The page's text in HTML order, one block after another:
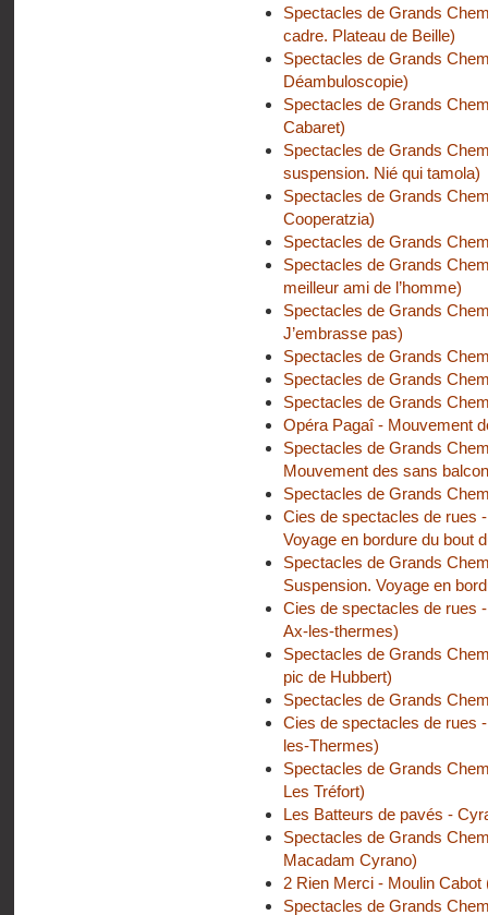
Spectacles de Grands
cadre. Plateau de Beille)
Spectacles de Grands
Déambuloscopie)
Spectacles de Grands
Cabaret)
Spectacles de Grands
suspension. Nié qui tamola)
Spectacles de Grands
Cooperatzia)
Spectacles de Grands
Spectacles de Grands
meilleur ami de l’homme)
Spectacles de Grands
J’embrasse pas)
Spectacles de Grands
Spectacles de Grands
Spectacles de Grands
Opéra Pagaî - Mouvement
Spectacles de Grands
Mouvement des sans
Spectacles de Grands
Cies de spectacles de rues
Voyage en bordure du bout
Spectacles de Grands
Suspension. Voyage en
Cies de spectacles de rues
Ax-les-thermes)
Spectacles de Grands
pic de Hubbert)
Spectacles de Grands
Cies de spectacles de rues
les-Thermes)
Spectacles de Grands
Les Tréfort)
Les Batteurs de pavés -
Spectacles de Grands
Macadam Cyrano)
2 Rien Merci - Moulin
Spectacles de Grands